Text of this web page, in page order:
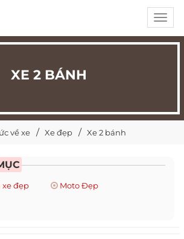
XE 2 BÁNH
về xe Xe đẹp Xe 2 bánh
xe đẹp
Moto Đẹp